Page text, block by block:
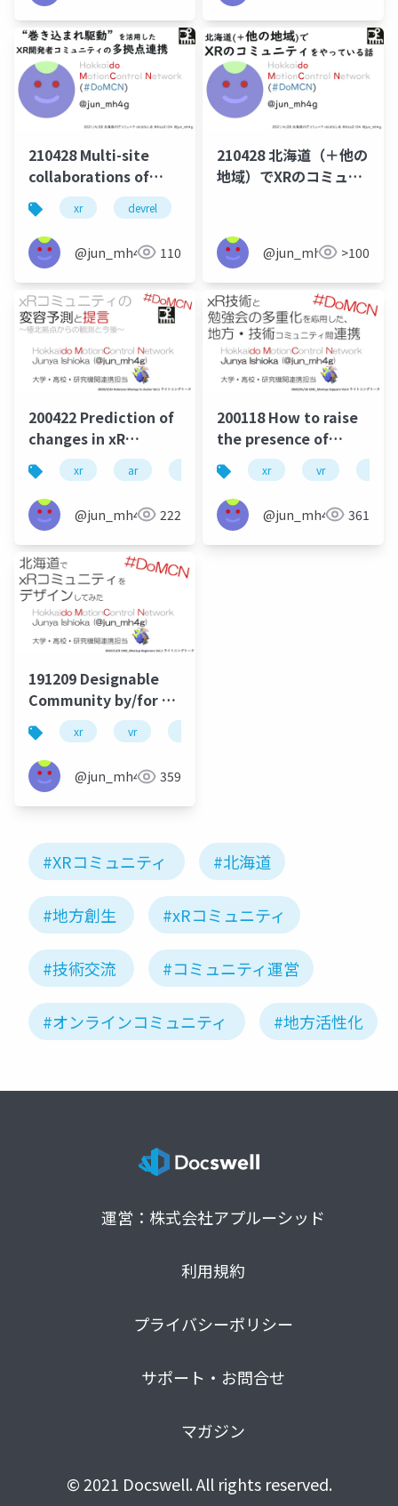
210428 Multi-site
collaborations of
local XR developer
communities
through "being-
included-driven"
participation of
meetups
xr devrel
@jun_mh4g 110
210428 北海道（＋他の
地域）でXRのコミュニ
@jun_mh4g>100
200422 Prediction of
changes in xR
developers'
community in local
city and an idea for
constructing sub-
ecosystem
xr ar scirel
@jun_mh4g222
200118 How to raise
the presence of
developers'
community in local
city: connecting the
community leaders
of local and utilizing
xr vr
@jun_mh4g361
191209 Designable
Community by/for xR
Developers: How to
increase members'
interaction and
satisfaction in local
city.
xr vr
@jun_mh4g359
#XRコミュニティ #北海道
#地方創生 #xRコミュニティ
#技術交流 #コミュニティ運営
#オンラインコミュニティ #地方活性化
運営：株式会社アプルーシッド
利用規約
プライバシーポリシー
サポート・お問合せ
マガジン
© 2021 Docswell. All rights reserved.